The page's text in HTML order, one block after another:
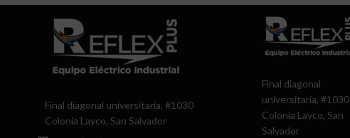
Final diagonal universitaria, #1030
Colonia Layco, San Salvador
Final diagonal
universitaria, #1030
Colonia Layco, San
Salvador